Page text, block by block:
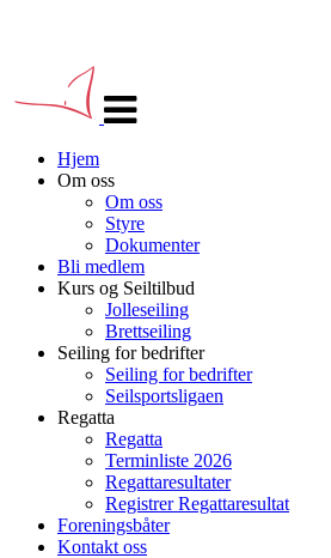
navigasjon
Hjem
Om oss
Om oss
Styre
Dokumenter
Bli medlem
Kurs og Seiltilbud
Jolleseiling
Brettseiling
Seiling for bedrifter
Seiling for bedrifter
Seilsportsligaen
Regatta
Regatta
Terminliste 2026
Regattaresultater
Registrer Regattaresultat
Foreningsbåter
Kontakt oss